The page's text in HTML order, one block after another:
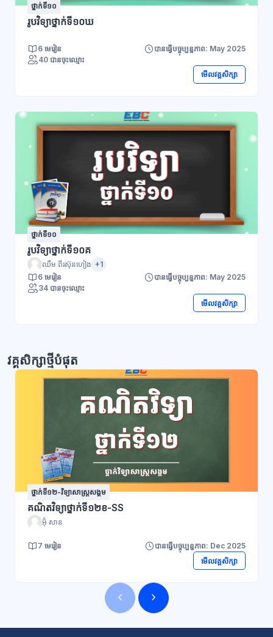
ថ្នាក់ទី១០
រូបវិទ្យាថ្នាក់ទី១០ឃ
6 មេរៀន
បានធ្វើបច្ចុប្បន្នភាព: May 2025
40 បានចុះឈ្មោះ
មើលវគ្គសិក្សា
ថ្នាក់ទី១០
រូបវិទ្យាថ្នាក់ទី១០គ
ឈឹម ពីរស៊ុនហៀង +1
6 មេរៀន
បានធ្វើបច្ចុប្បន្នភាព: May 2025
34 បានចុះឈ្មោះ
មើលវគ្គសិក្សា
វគ្គសិក្សាថ្មីបំផុត
ថ្នាក់ទី១២-វិទ្យាសាស្ដ្រសង្គម
គណិតវិទ្យាថ្នាក់ទី១២ខ-SS
អ៊ុំ សាន
7 មេរៀន
បានធ្វើបច្ចុប្បន្នភាព: Dec 2025
មើលវគ្គសិក្សា
ប្លុក